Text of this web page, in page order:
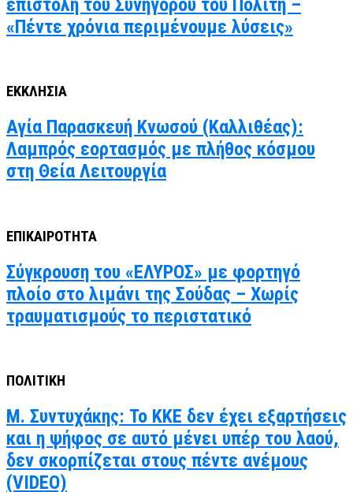
επιστολή του Συνηγόρου του Πολίτη –
«Πέντε χρόνια περιμένουμε λύσεις»
ΕΚΚΛΗΣΙΑ
Αγία Παρασκευή Κνωσού (Καλλιθέας):
Λαμπρός εορτασμός με πλήθος κόσμου
στη Θεία Λειτουργία
ΕΠΙΚΑΙΡΟΤΗΤΑ
Σύγκρουση του «ΕΛΥΡΟΣ» με φορτηγό
πλοίο στο λιμάνι της Σούδας – Χωρίς
τραυματισμούς το περιστατικό
ΠΟΛΙΤΙΚΗ
Μ. Συντυχάκης: Το ΚΚΕ δεν έχει εξαρτήσεις
και η ψήφος σε αυτό μένει υπέρ του λαού,
δεν σκορπίζεται στους πέντε ανέμους
(VIDEO)